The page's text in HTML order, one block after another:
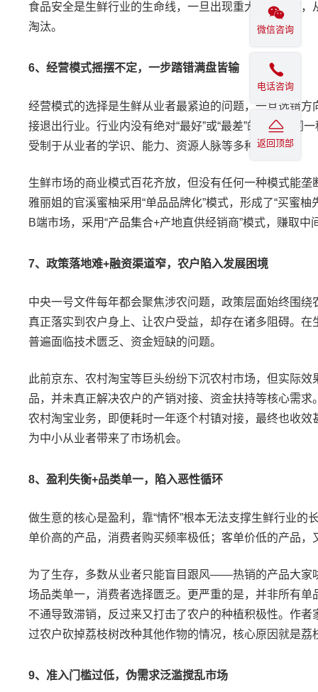
食品安全是生鲜行业的生命线，一旦出现重大安全事故
淘汰。
6、经营模式摇摆不定，一步踏错满盘皆输
经营模式的选择是生鲜从业者最紧迫的问题，一旦选错
接退出行业。行业内没有绝对“最好”或“最差”的模式，同
受制于从业者的学识、能力、资源人脉等多种因素。
生鲜市场的商业模式百花齐放，但没有任何一种模式能
雅丽姐的官溪蜜柚采用“单品品牌化”模式，形成了“买蜜柚
B端市场，采用“产品集合+产地直供经销商”模式，赚取中
7、政策落地难+融资渠道窄，农户陷入发展困境
中央一号文件每年都会聚焦涉农问题，政策层面始终围
真正落实到农户身上、让农户受益，却存在诸多阻碍。
普遍面临技术匮乏、资金短缺的问题。
此前京东、农村淘宝等巨头纷纷下沉农村市场，但实际效
品，并未真正解决农户的产销对接、资金扶持等核心需
农村淘宝业务，即便耗时一年逐个村镇对接，最终也收
为中小从业者带来了市场机会。
8、盈利失衡+品类单一，陷入恶性循环
做生意的核心是盈利，靠“情怀”根本无法支撑生鲜行业的
单价高的产品，消费者购买频率极低；客单价低的产品，
为了生存，多数从业者只能盲目跟风——热销的产品大家
场品类单一，消费者选择匮乏。更严重的是，并非所有
不通导致滞销，反过来又打击了农户的种植积极性。作者
过农户砍掉荔枝树改种其他作物的情况，核心原因就是荔
9、准入门槛过低，伪需求泛滥搅乱市场
微信咨询
电话咨询
返回顶部